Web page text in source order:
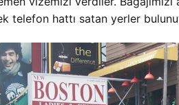
telefon hattı satan yerler